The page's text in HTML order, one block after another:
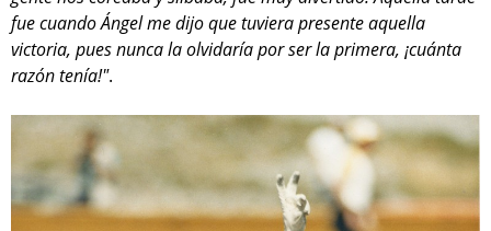
fue cuando Ángel me dijo que tuviera presente aquella
victoria, pues nunca la olvidaría por ser la primera, ¡cuánta
razón tenía!".